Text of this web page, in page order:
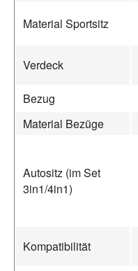
Material Sportsitz
Verdeck
Bezug
Material Bezüge
Autositz (im Set
3in1/4in1)
Kompatibilität